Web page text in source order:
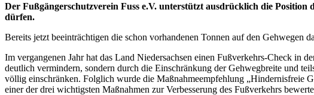
Der Fußgängerschutzverein Fuss e.V. unterstützt ausdrücklich die
dürfen.
Bereits jetzt beeinträchtigen die schon vorhandenen Tonnen auf den
Im vergangenen Jahr hat das Land Niedersachsen einen Fußverkehrs-Check in
deutlich vermindern, sondern durch die Einschränkung der Gehwegbreite und
völlig einschränken. Folglich wurde die Maßnahmeempfehlung „Hindernisfreie
einer der drei wichtigsten Maßnahmen zur Verbesserung des Fußverkehrs